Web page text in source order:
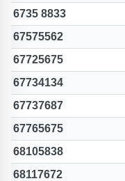
6735 8833
67575562
67725675
67734134
67737687
67765675
68105838
68117672